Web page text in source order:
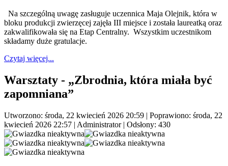
Na szczególną uwagę zasługuje uczennica Maja Olejnik, która w
bloku produkcji zwierzęcej zajęła III miejsce i została laureatką oraz
zakwalifikowała się na Etap Centralny. Wszystkim uczestnikom
składamy duże gratulacje.
Czytaj więcej...
Warsztaty - „Zbrodnia, która miała być
zapomniana”
Utworzono: środa, 22 kwiecień 2026 20:59 | Poprawiono: środa, 22
kwiecień 2026 22:57 | Administrator| Odsłony: 430